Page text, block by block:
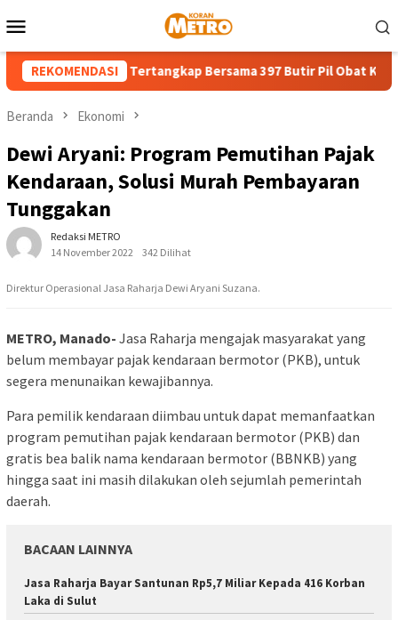
ke
Mobile
REKOMENDASI
di Bitung Tertangkap Bersama 397 Butir Pil Obat Keras
Beranda Ekonomi
Dewi Aryani: Program Pemutihan Pajak
Kendaraan, Solusi Murah Pembayaran
Tunggakan
Redaksi METRO
14 November 2022
342 Dilihat
Direktur Operasional Jasa Raharja Dewi Aryani Suzana.
METRO, Manado- Jasa Raharja mengajak masyarakat yang
belum membayar pajak kendaraan bermotor (PKB), untuk
segera menunaikan kewajibannya.
Para pemilik kendaraan diimbau untuk dapat memanfaatkan
program pemutihan pajak kendaraan bermotor (PKB) dan
gratis bea balik nama kendaraan bermotor (BBNKB) yang
hingga saat ini masih dilakukan oleh sejumlah pemerintah
daerah.
BACAAN LAINNYA
Jasa Raharja Bayar Santunan Rp5,7 Miliar Kepada 416 Korban
Laka di Sulut